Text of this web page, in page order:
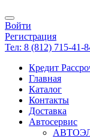
Войти
Регистрация
Тел: 8 (812) 715-41-
Кредит
Главная
Каталог
Контакты
Доставка
Автосервис